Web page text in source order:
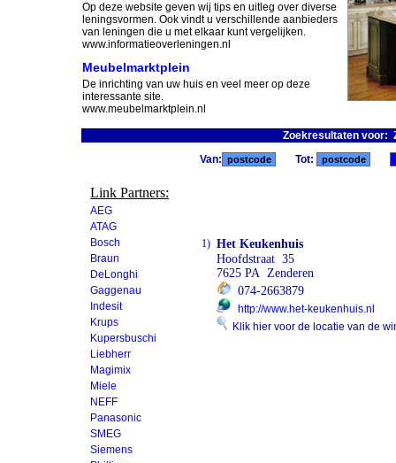
Op deze website geven wij tips en uitleg over diverse
leningsvormen. Ook vindt u verschillende aanbieders
van leningen die u met elkaar kunt vergelijken.
www.informatieoverleningen.nl
Meubelmarktplein
De inrichting van uw huis en veel meer op deze
interessante site.
www.meubelmarktplein.nl
Zoekresultaten voor:
Link Partners:
AEG
ATAG
Bosch
Braun
DeLonghi
Gaggenau
Indesit
Krups
Kupersbuschi
Liebherr
Magimix
Miele
NEFF
Panasonic
SMEG
Siemens
Van: Tot:
1) Het Keukenhuis
Hoofdstraat 35
7625 PA Zenderen
074-2663879
http://www.het-keukenhuis.nl
Klik hier voor de locatie van de